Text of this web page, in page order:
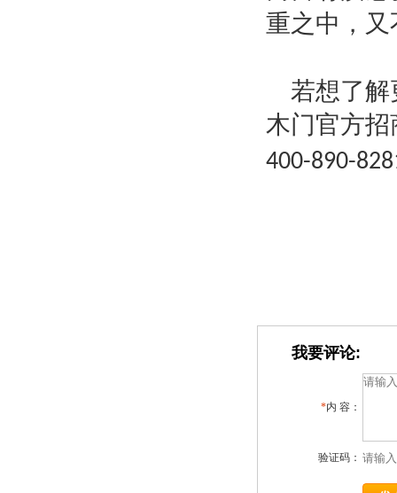
重之中，
若想了解
木门官方招
400-890-
我要评论:
*内 容：
验证码：